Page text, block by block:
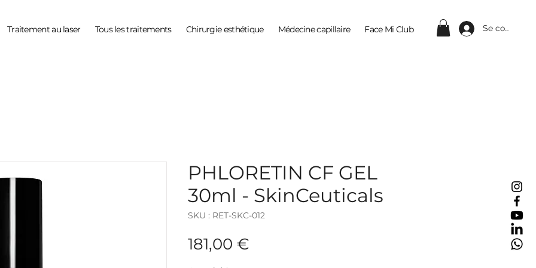
Traitement au laser Tous les traitements Chirurgie esthétique Médecine capillaire Face Mi Club Contact Se connecter
PHLORETIN CF GEL
30ml - SkinCeuticals
SKU : RET-SKC-012
181,00 €